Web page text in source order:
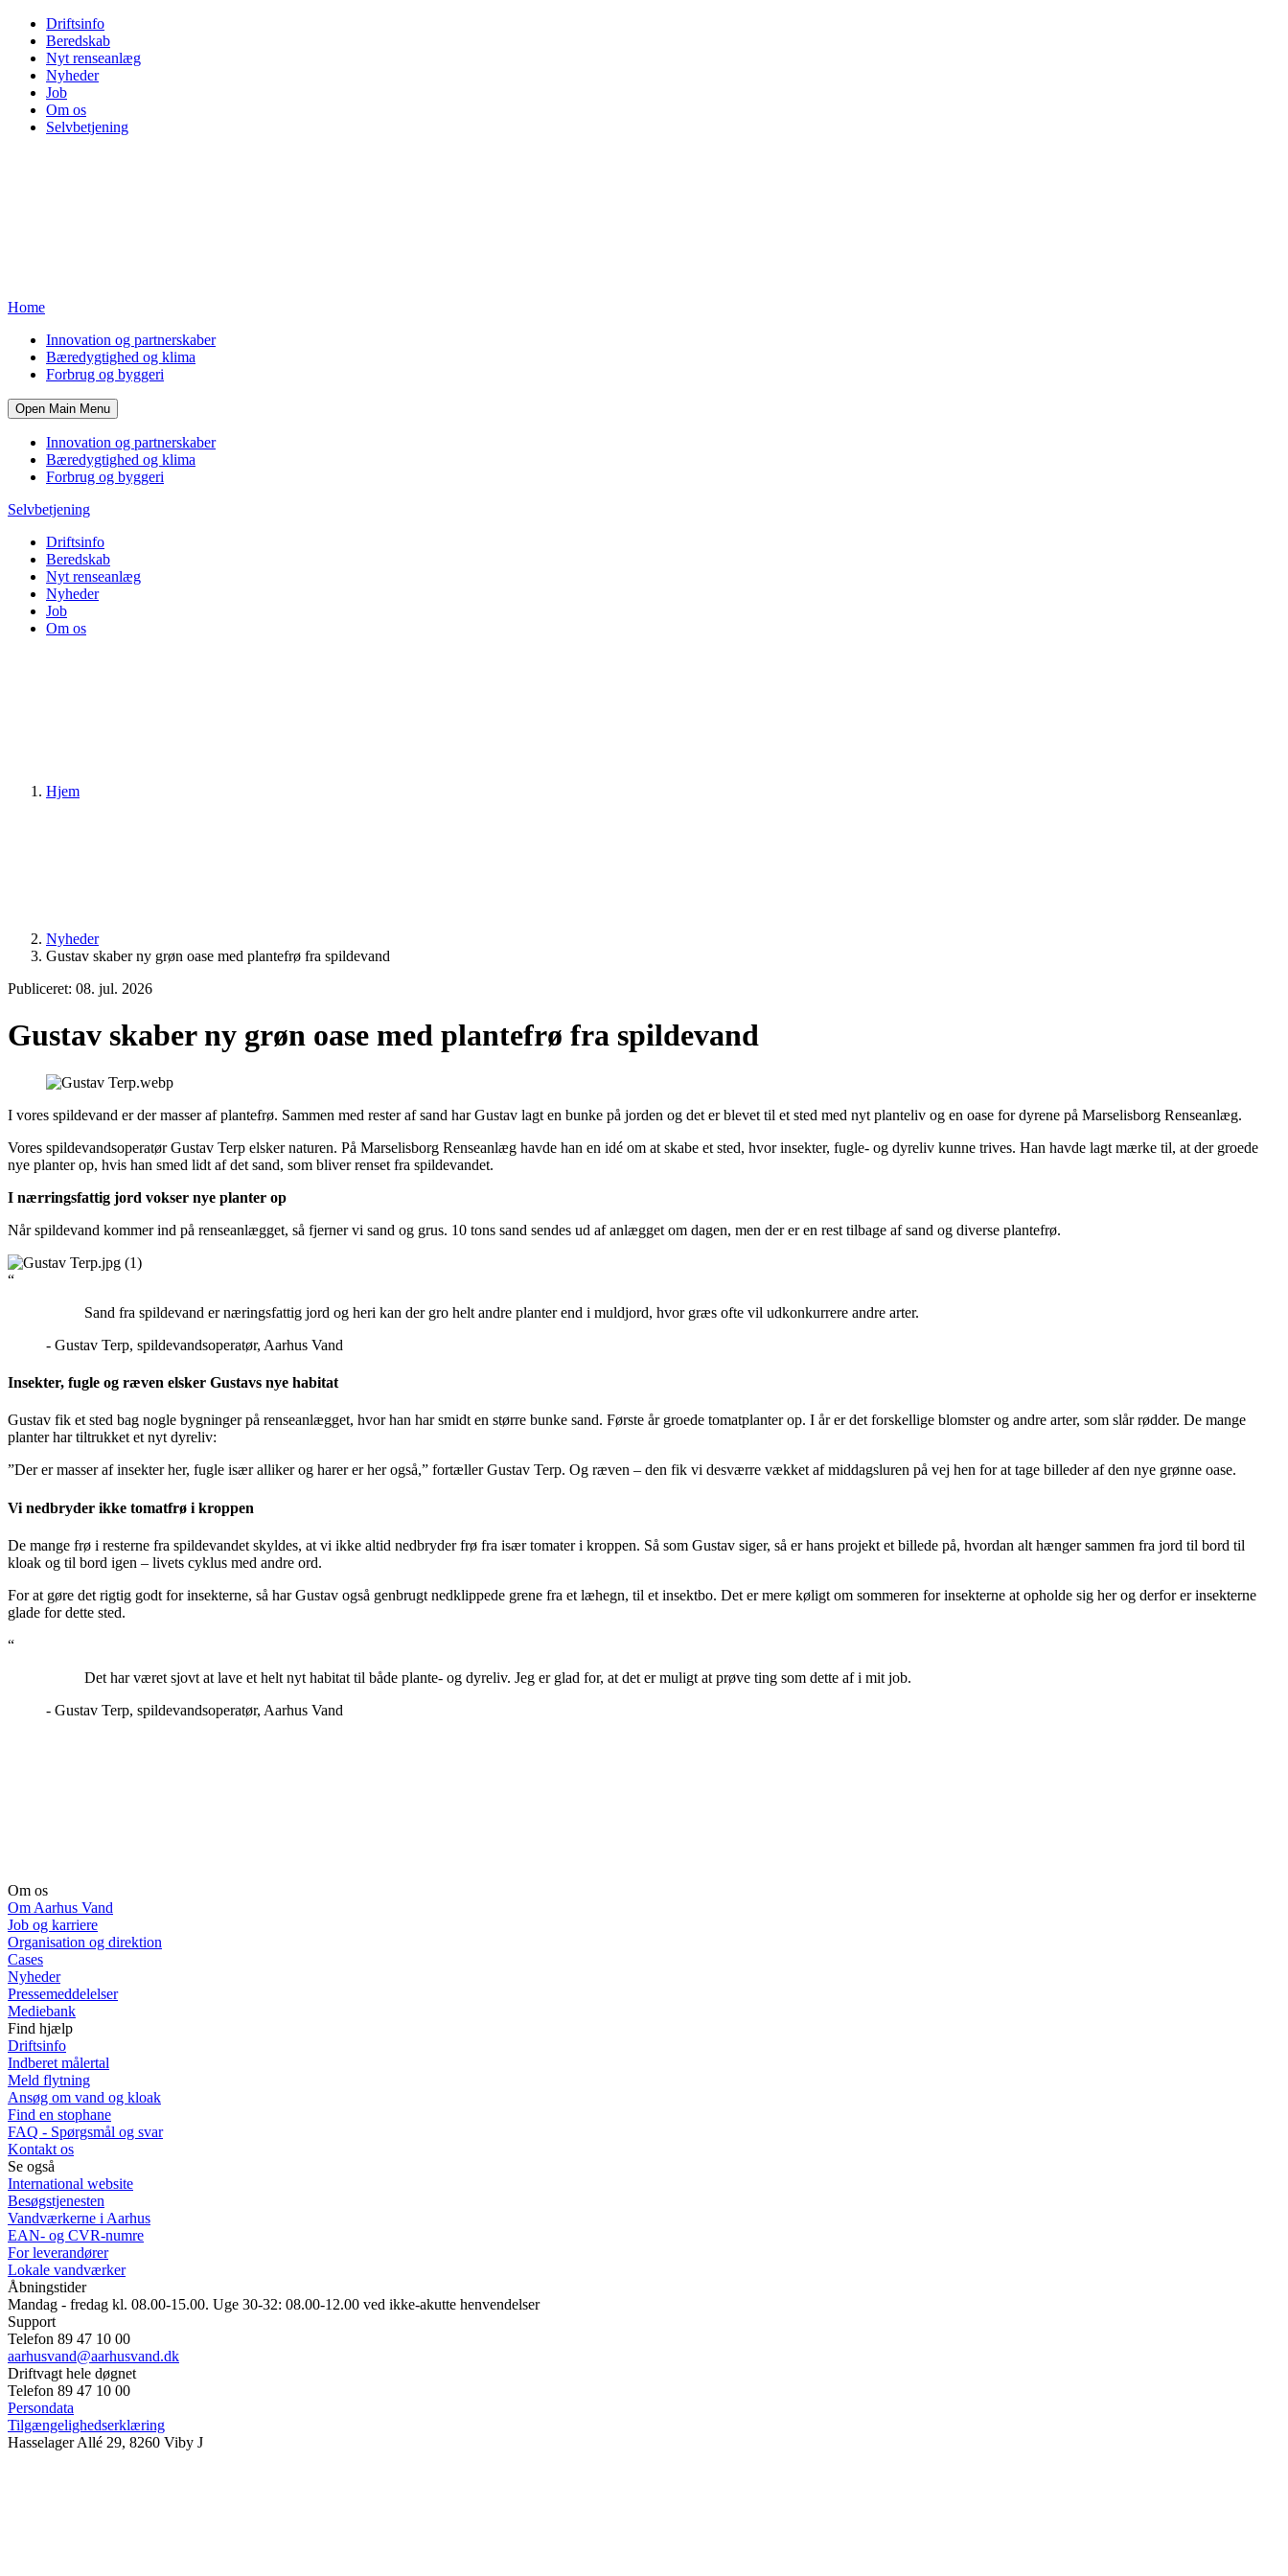
Driftsinfo
Beredskab
Nyt renseanlæg
Nyheder
Job
Om os
Selvbetjening
Home
Innovation og partnerskaber
Bæredygtighed og klima
Forbrug og byggeri
Open Main Menu
Innovation og partnerskaber
Bæredygtighed og klima
Forbrug og byggeri
Selvbetjening
Driftsinfo
Beredskab
Nyt renseanlæg
Nyheder
Job
Om os
Hjem
Nyheder
Gustav skaber ny grøn oase med plantefrø fra spildevand
Publiceret: 08. jul. 2026
Gustav skaber ny grøn oase med plantefrø fra spildevand
I vores spildevand er der masser af plantefrø. Sammen med rester af sand har Gustav lagt en bunke på jorden og det er blevet til et sted med nyt planteliv og en oase for dyrene på Marselisborg Renseanlæg.
Vores spildevandsoperatør Gustav Terp elsker naturen. På Marselisborg Renseanlæg havde han en idé om at skabe et sted, hvor insekter, fugle- og dyreliv kunne trives. Han havde lagt mærke til, at der groede
nye planter op, hvis han smed lidt af det sand, som bliver renset fra spildevandet.
I nærringsfattig jord vokser nye planter op
Når spildevand kommer ind på renseanlægget, så fjerner vi sand og grus. 10 tons sand sendes ud af anlægget om dagen, men der er en rest tilbage af sand og diverse plantefrø.
“
Sand fra spildevand er næringsfattig jord og heri kan der gro helt andre planter end i muldjord, hvor græs ofte vil udkonkurrere andre arter.
- Gustav Terp, spildevandsoperatør, Aarhus Vand
Insekter, fugle og ræven elsker Gustavs nye habitat
Gustav fik et sted bag nogle bygninger på renseanlægget, hvor han har smidt en større bunke sand. Første år groede tomatplanter op. I år er det forskellige blomster og andre arter, som slår rødder. De mange
planter har tiltrukket et nyt dyreliv:
”Der er masser af insekter her, fugle især alliker og harer er her også,” fortæller Gustav Terp. Og ræven – den fik vi desværre vækket af middagsluren på vej hen for at tage billeder af den nye grønne oase.
Vi nedbryder ikke tomatfrø i kroppen
De mange frø i resterne fra spildevandet skyldes, at vi ikke altid nedbryder frø fra især tomater i kroppen. Så som Gustav siger, så er hans projekt et billede på, hvordan alt hænger sammen fra jord til bord til
kloak og til bord igen – livets cyklus med andre ord.
For at gøre det rigtig godt for insekterne, så har Gustav også genbrugt nedklippede grene fra et læhegn, til et insektbo. Det er mere køligt om sommeren for insekterne at opholde sig her og derfor er insekterne
glade for dette sted.
“
Det har været sjovt at lave et helt nyt habitat til både plante- og dyreliv. Jeg er glad for, at det er muligt at prøve ting som dette af i mit job.
- Gustav Terp, spildevandsoperatør, Aarhus Vand
Om os
Om Aarhus Vand
Job og karriere
Organisation og direktion
Cases
Nyheder
Pressemeddelelser
Mediebank
Find hjælp
Driftsinfo
Indberet målertal
Meld flytning
Ansøg om vand og kloak
Find en stophane
FAQ - Spørgsmål og svar
Kontakt os
Se også
International website
Besøgstjenesten
Vandværkerne i Aarhus
EAN- og CVR-numre
For leverandører
Lokale vandværker
Åbningstider
Mandag - fredag kl. 08.00-15.00. Uge 30-32: 08.00-12.00 ved ikke-akutte henvendelser
Support
Telefon 89 47 10 00
aarhusvand@aarhusvand.dk
Driftvagt hele døgnet
Telefon 89 47 10 00
Persondata
Tilgængelighedserklæring
Hasselager Allé 29, 8260 Viby J